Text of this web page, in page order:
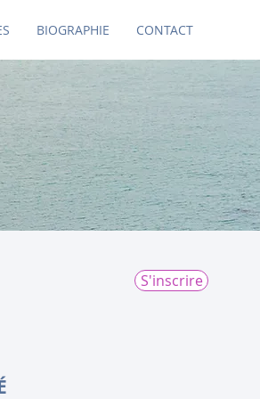
BIOGRAPHIE CONTACT
S'inscrire